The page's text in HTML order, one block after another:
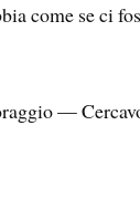
come se ci
—